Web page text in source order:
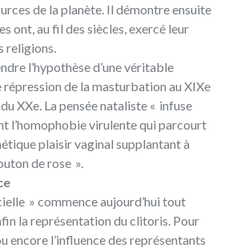
de la planète. Il démontre ensuite
ont, au fil des siècles, exercé leur
religions.
l’hypothèse d’une véritable
de la masturbation au XIXe
XXe. La pensée nataliste « infuse
l’homophobie virulente qui parcourt
plaisir vaginal supplantant à
de rose ».
» commence aujourd’hui tout
la représentation du clitoris. Pour
encore l’influence des représentants